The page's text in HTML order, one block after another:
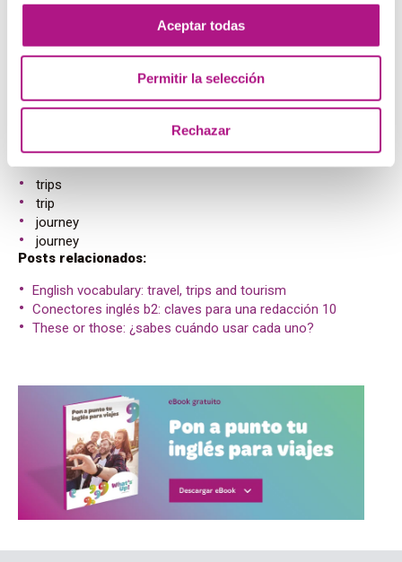
Aceptar todas
Permitir la selección
Rechazar
– My boss will have 2 business trips/journies next
month.
– How was your trip/journey to India? Was it a smooth
– They can also do the trip/journey by train.
Soluciones
trips
trip
journey
journey
Posts relacionados:
English vocabulary: travel, trips and tourism
Conectores inglés b2: claves para una redacción 10
These or those: ¿sabes cuándo usar cada uno?